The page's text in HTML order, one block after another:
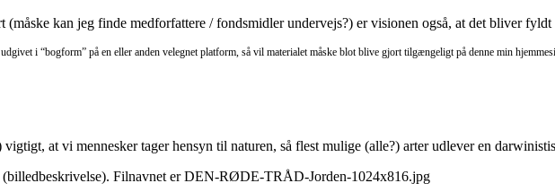
kan jeg finde medforfattere / fondsmidler undervejs?) er visionen også, at det bliver
i “bogform” på en eller anden velegnet platform, så vil materialet måske blot blive gjort tilgængeligt på denne min
at vi mennesker tager hensyn til naturen, så flest mulige (alle?) arter udlever en